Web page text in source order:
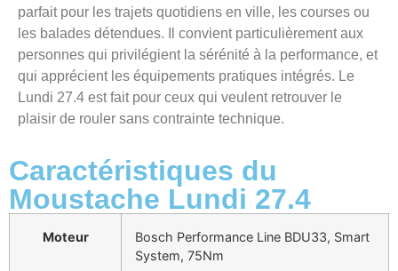
parfait pour les trajets quotidiens en ville, les courses ou
les balades détendues. Il convient particulièrement aux
personnes qui privilégient la sérénité à la performance, et
qui apprécient les équipements pratiques intégrés. Le
Lundi 27.4 est fait pour ceux qui veulent retrouver le
plaisir de rouler sans contrainte technique.
Caractéristiques du
Moustache Lundi 27.4
Moteur
Bosch Performance Line BDU33, Smart
System, 75Nm